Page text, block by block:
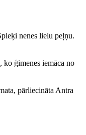
nenes lielu peļņu.
ģimenes iemāca no
pārliecināta Antra